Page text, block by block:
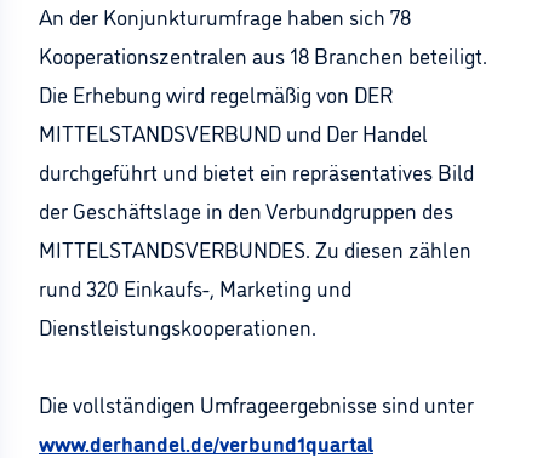
An der Konjunkturumfrage haben sich 78
Kooperationszentralen aus 18 Branchen beteiligt.
Die Erhebung wird regelmäßig von DER
MITTELSTANDSVERBUND und Der Handel
durchgeführt und bietet ein repräsentatives Bild
der Geschäftslage in den Verbundgruppen des
MITTELSTANDSVERBUNDES. Zu diesen zählen
rund 320 Einkaufs-, Marketing und
Dienstleistungskooperationen.
Die vollständigen Umfrageergebnisse sind unter
www.derhandel.de/verbund1quartal